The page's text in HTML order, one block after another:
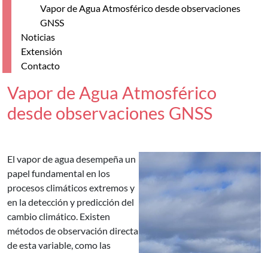
Vapor de Agua Atmosférico desde observaciones
GNSS
Noticias
Extensión
Contacto
Vapor de Agua Atmosférico
desde observaciones GNSS
El vapor de agua desempeña un
papel fundamental en los
procesos climáticos extremos y
en la detección y predicción del
cambio climático. Existen
métodos de observación directa
de esta variable, como las